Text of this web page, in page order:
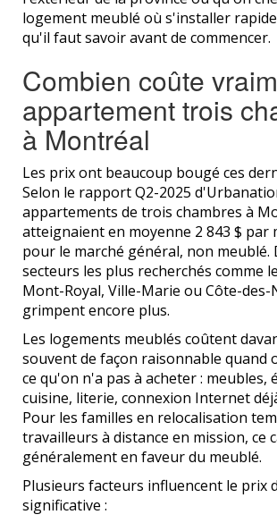
logement meublé où s'installer
qu'il faut savoir avant de commencer.
Combien coûte
appartement trois
à Montréal
Les prix ont beaucoup bougé ces
Selon le rapport Q2-2025
appartements de trois chambres à
atteignaient en moyenne 2 843 $ par
pour le marché général, non meublé.
secteurs les plus recherchés comme
Mont-Royal, Ville-Marie ou Côte-des-
grimpent encore plus.
Les logements meublés coûtent
souvent de façon raisonnable quand
ce qu'on n'a pas à acheter : meubles,
cuisine, literie, connexion Internet
Pour les familles en relocalisation
travailleurs à distance en mission, ce
généralement en faveur du meublé.
Plusieurs facteurs influencent le prix
significative :